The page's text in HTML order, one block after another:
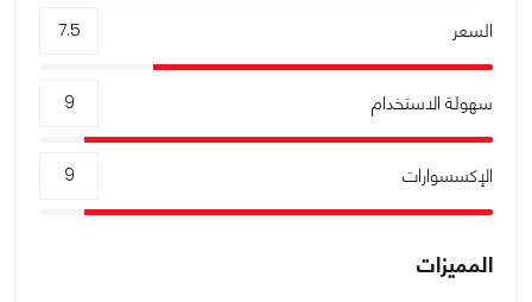
السعر 7.5
سهولة الاستخدام 9
الإكسسوارات 9
المميزات